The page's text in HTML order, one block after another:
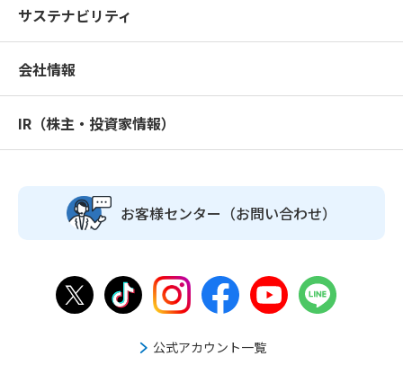
サステナビリティ
会社情報
IR（株主・投資家情報）
お客様センター （お問い合わせ）
公式アカウント一覧